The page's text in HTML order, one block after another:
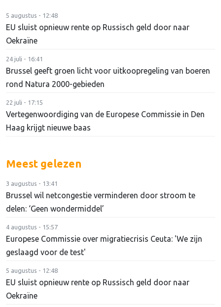
5 augustus - 12:48
EU sluist opnieuw rente op Russisch geld door naar
Oekraïne
24 juli - 16:41
Brussel geeft groen licht voor uitkoopregeling van boeren
rond Natura 2000-gebieden
22 juli - 17:15
Vertegenwoordiging van de Europese Commissie in Den
Haag krijgt nieuwe baas
Meest gelezen
3 augustus - 13:41
Brussel wil netcongestie verminderen door stroom te
delen: ‘Geen wondermiddel’
4 augustus - 15:57
Europese Commissie over migratiecrisis Ceuta: 'We zijn
geslaagd voor de test'
5 augustus - 12:48
EU sluist opnieuw rente op Russisch geld door naar
Oekraïne